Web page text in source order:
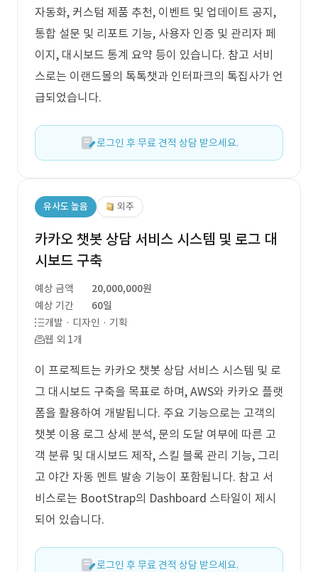
자동화, 커스텀 제품 추천, 이벤트 및 업데이트 공지,
통합 설문 및 리포트 기능, 사용자 인증 및 관리자 페
이지, 대시보드 통계 요약 등이 있습니다. 참고 서비
스로는 이랜드몰의 톡톡챗과 인터파크의 톡집사가 언
급되었습니다.
로그인 후 무료 견적 상담 받으세요.
유사도 높음 외주
카카오 챗봇 상담 서비스 시스템 및 로그 대
시보드 구축
예상 금액
20,000,000원
예상 기간
60일
개발 · 디자인 · 기획
웹 외 1개
이 프로젝트는 카카오 챗봇 상담 서비스 시스템 및 로
그 대시보드 구축을 목표로 하며, AWS와 카카오 플랫
폼을 활용하여 개발됩니다. 주요 기능으로는 고객의
챗봇 이용 로그 상세 분석, 문의 도달 여부에 따른 고
객 분류 및 대시보드 제작, 스킬 블록 관리 기능, 그리
고 야간 자동 멘트 발송 기능이 포함됩니다. 참고 서
비스로는 BootStrap의 Dashboard 스타일이 제시
되어 있습니다.
로그인 후 무료 견적 상담 받으세요.